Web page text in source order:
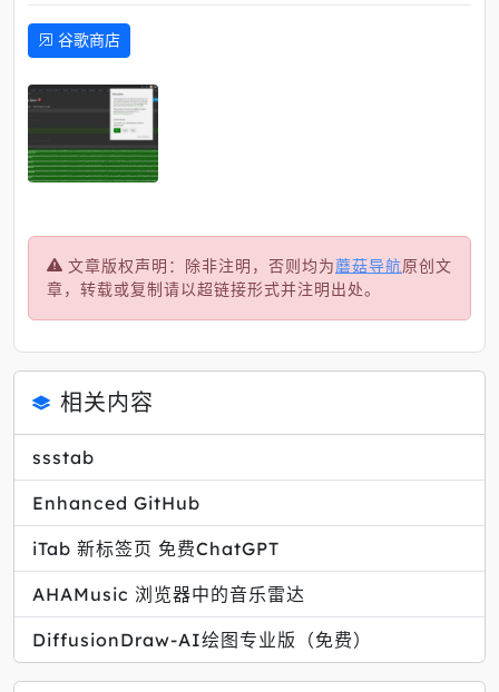
谷歌商店
文章版权声明：除非注明，否则均为蘑菇导航原创文
章，转载或复制请以超链接形式并注明出处。
相关内容
ssstab
Enhanced GitHub
iTab 新标签页 免费ChatGPT
AHAMusic 浏览器中的音乐雷达
DiffusionDraw-AI绘图专业版（免费）